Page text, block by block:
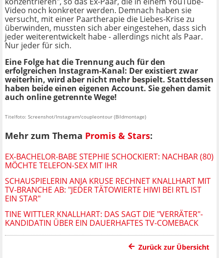
Video noch konkreter werden. Demnach haben sie
versucht, mit einer Paartherapie die Liebes-Krise zu
überwinden, mussten sich aber eingestehen, dass sich
jeder weiterentwickelt habe - allerdings nicht als Paar.
Nur jeder für sich.
Eine Folge hat die Trennung auch für den
erfolgreichen Instagram-Kanal: Der existiert zwar
weiterhin, wird aber nicht mehr bespielt. Stattdessen
haben beide einen eigenen Account. Sie gehen damit
auch online getrennte Wege!
Titelfoto: Screenshot/Instagram/coupleontour (Bildmontage)
Mehr zum Thema Promis & Stars:
EX-BACHELOR-BABE STEPHIE SCHOCKIERT: NACHBAR (80)
MÖCHTE TELEFON-SEX MIT IHR
SCHAUSPIELERIN ANJA KRUSE RECHNET KNALLHART MIT
TV-BRANCHE AB: "JEDER TÄTOWIERTE HIWI BEI RTL IST
EIN STAR"
TINE WITTLER KNALLHART: DAS SAGT DIE "VERRÄTER"-
KANDIDATIN ÜBER EIN DAUERHAFTES TV-COMEBACK
Zurück zur Übersicht